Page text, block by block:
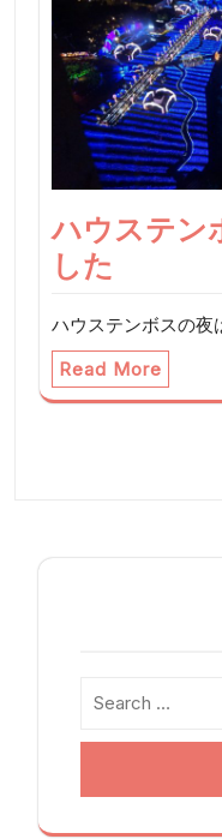
ハウステン
した
ハウステンボスの夜
Read More